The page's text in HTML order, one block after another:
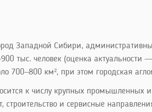
Западной Сибири,
тыс. человек (оценка
700–800 км², при этом городская
к числу крупных промышленных
строительство и сервисные